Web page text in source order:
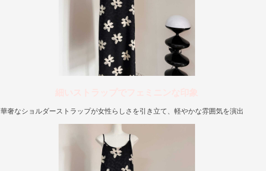
華奢なショルダーストラップが女性らしさを引き立て、軽やかな雰囲気を演出